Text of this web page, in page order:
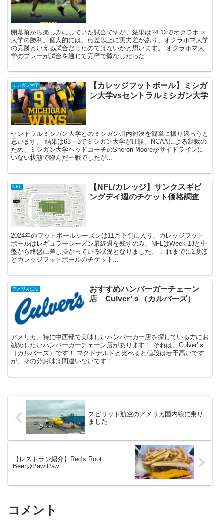
開幕前から楽しみにしていた試合ですが、結果は24‐13でオクラホマ
大学の勝利。個人的には、点差以上に実力差があり、オクラホマ大学
の完勝といえる試合だったのではないかと思います。 オクラホマ大
学のプレーが試合を通じて完璧で隙なしだった...
ミシガン大学
【カレッジフットボール】ミシガ
ン大学vsセントラルミシガン大学
セントラルミシガン大学とのミシガン州内対決を簡単に振り返ろうと
思います。 結果は63－3でミシガン大学が圧勝。NCAAによる制裁の
ため、ミシガン大学ヘッドコーチのSheron Mooreがサイドラインに
いない状態で臨んだ一戦でしたが...
NFL
【NFL/カレッジ】サンクスギビ
ングデイ週のチケット価格調査
2024年のフットボールシーズンは11月下旬に入り、カレッジフット
ボールはレギュラーシーズン最終週を残すのみ、NFLはWeek 13と中
盤から終盤に差し掛かっている状況となりました。 これまでに2度ほ
どカレッジフットボールのチケット...
アメリカ生活
おすすめハンバーガーチェーン
店 Culver’ｓ（カルバーズ）
アメリカ、特に中西部で美味しいハンバーガー店を探している方にお
勧めしたいハンバーガーチェーン店があります！ それは、Culver’ｓ
（カルバーズ）です！ マクドナルドと比べると値段は若干高いです
が、その分お味は間違いないです！...
スピリット航空のアメリカ国内線に乗り
ました
【レストラン紹介】Red’s Root
Beer@Paw Paw
コメント